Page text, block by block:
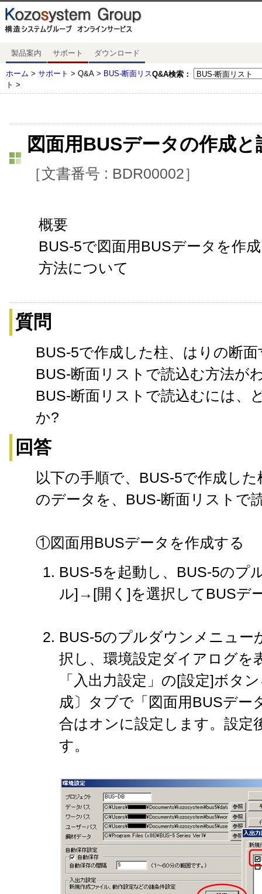
製品案内 サポート ダウンロード
Q&A検索：
ホーム > サポート > Q&A > BUS-断面リス
ト >
図面用BUSデータの作成
［文書番号 : BDR00002］
概要
BUS-5で図面用BUSデータを作
方法について
質問
BUS-5で作成した柱、はりの断
BUS-断面リストで読込む方法が
BUS-断面リストで読込むには、
か?
回答
以下の手順で、BUS-5で作成し
のデータを、BUS-断面リストで
①図面用BUSデータを作成する
BUS-5を起動し、BUS-5のプ
ル]→[開く]を選択してBUSデ
BUS-5のプルダウンメニュ
択し、環境設定ダイアログを
「入出力設定」の[設定]ボタ
成〕タブで「図面用BUSデ
合はオンに設定します。設定
す。